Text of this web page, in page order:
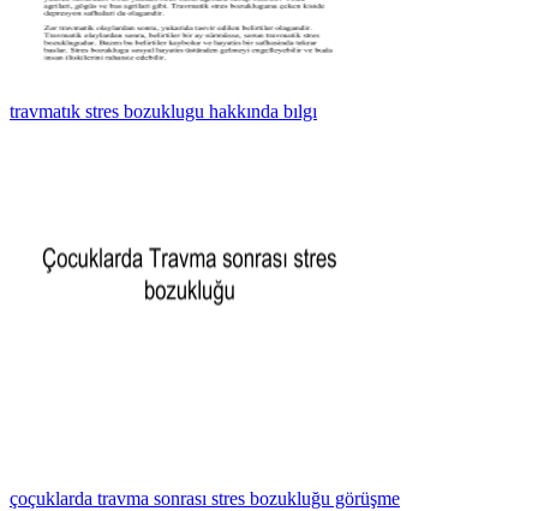
travmatık stres bozuklugu hakkında bılgı
çoçuklarda travma sonrası stres bozukluğu görüşme